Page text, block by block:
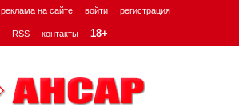
реклама на сайте войти регистрация
RSS контакты 18+